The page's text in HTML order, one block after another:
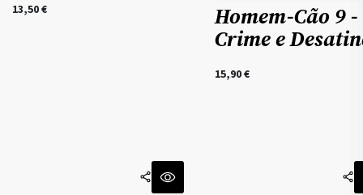
13,50€ Homem-Cão 9 -
Crime e
15,90€